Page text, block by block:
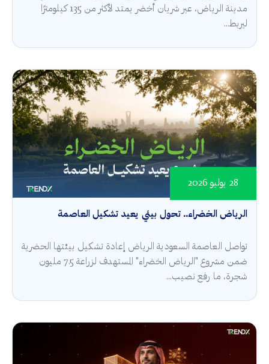
مدينة الرياض، عبر شريان أخضر يمتد لأكثر من 135 كيلومترًا
ليربط...
الرياض الخضراء.. تحول بيئي يعيد تشكيل العاصمة
28 يوليو 2026
تواصل العاصمة السعودية الرياض إعادة تشكيل بيئتها الحضرية
ضمن مشروع "الرياض الخضراء" المستهدف لزراعة 7.5 مليون
شجرة، ما رفع نصيب...